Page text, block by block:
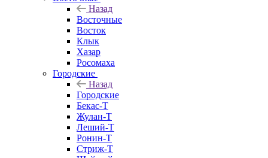
Назад
Восточные
Восток
Клык
Хазар
Росомаха
Городские
Назад
Городские
Бекас-Т
Жулан-Т
Леший-Т
Ронин-Т
Стриж-Т